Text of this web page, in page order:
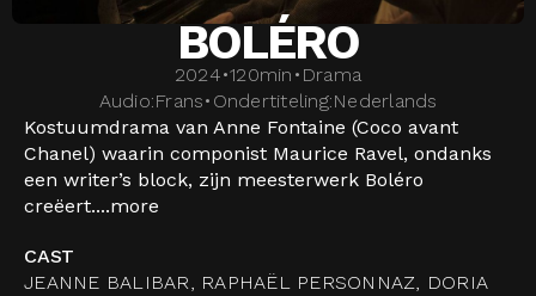
BOLÉRO
2024•120min • Drama
Audio:Frans• Ondertiteling:Nederlands
Kostuumdrama van Anne Fontaine (Coco avant
Chanel) waarin componist Maurice Ravel, ondanks
een writer’s block, zijn meesterwerk Boléro
creëert....more
CAST
JEANNE BALIBAR, RAPHAËL PERSONNAZ, DORIA